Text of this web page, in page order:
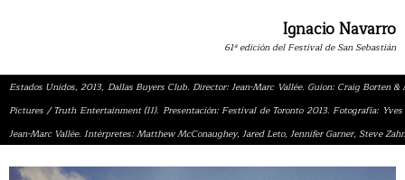
Ignacio Navarro
61ª edición del Festival de San Sebastián
Estados Unidos, 2013, Dallas Buyers Club. Director: Jean-Marc Vallée. Guion: Craig Borten
Pictures / Truth Entertainment (II). Presentación: Festival de Toronto 2013. Fotografía:
Jean-Marc Vallée. Intérpretes: Matthew McConaughey, Jared Leto, Jennifer Garner, Steve